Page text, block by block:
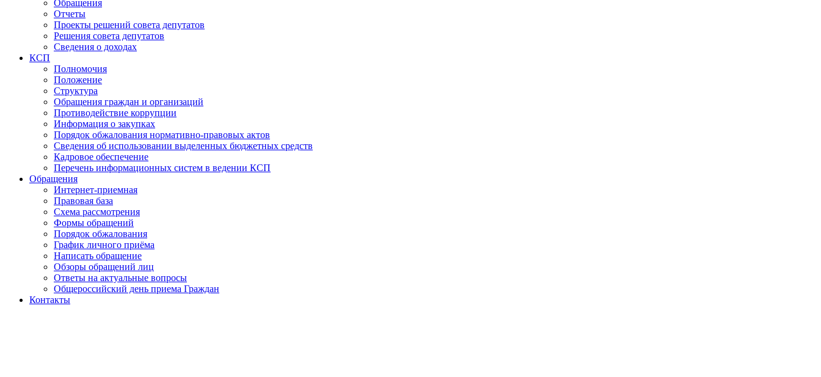
Обращения
Отчеты
Проекты решений совета депутатов
Решения совета депутатов
Сведения о доходах
КСП
Полномочия
Положение
Структура
Обращения граждан и организаций
Противодействие коррупции
Информация о закупках
Порядок обжалования нормативно-правовых актов
Сведения об использовании выделенных бюджетных средств
Кадровое обеспечение
Перечень информационных систем в ведении КСП
Обращения
Интернет-приемная
Правовая база
Схема рассмотрения
Формы обращений
Порядок обжалования
График личного приёма
Написать обращение
Обзоры обращений лиц
Ответы на актуальные вопросы
Общероссийский день приема Граждан
Контакты